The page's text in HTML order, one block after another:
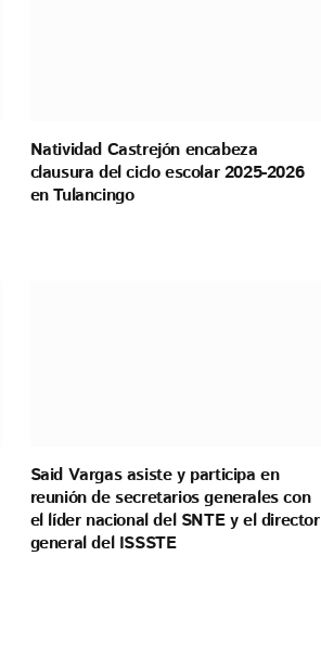
Natividad Castrejón encabeza
clausura del ciclo escolar 2025-2026
en Tulancingo
Said Vargas asiste y participa en
reunión de secretarios generales con
el líder nacional del SNTE y el director
general del ISSSTE